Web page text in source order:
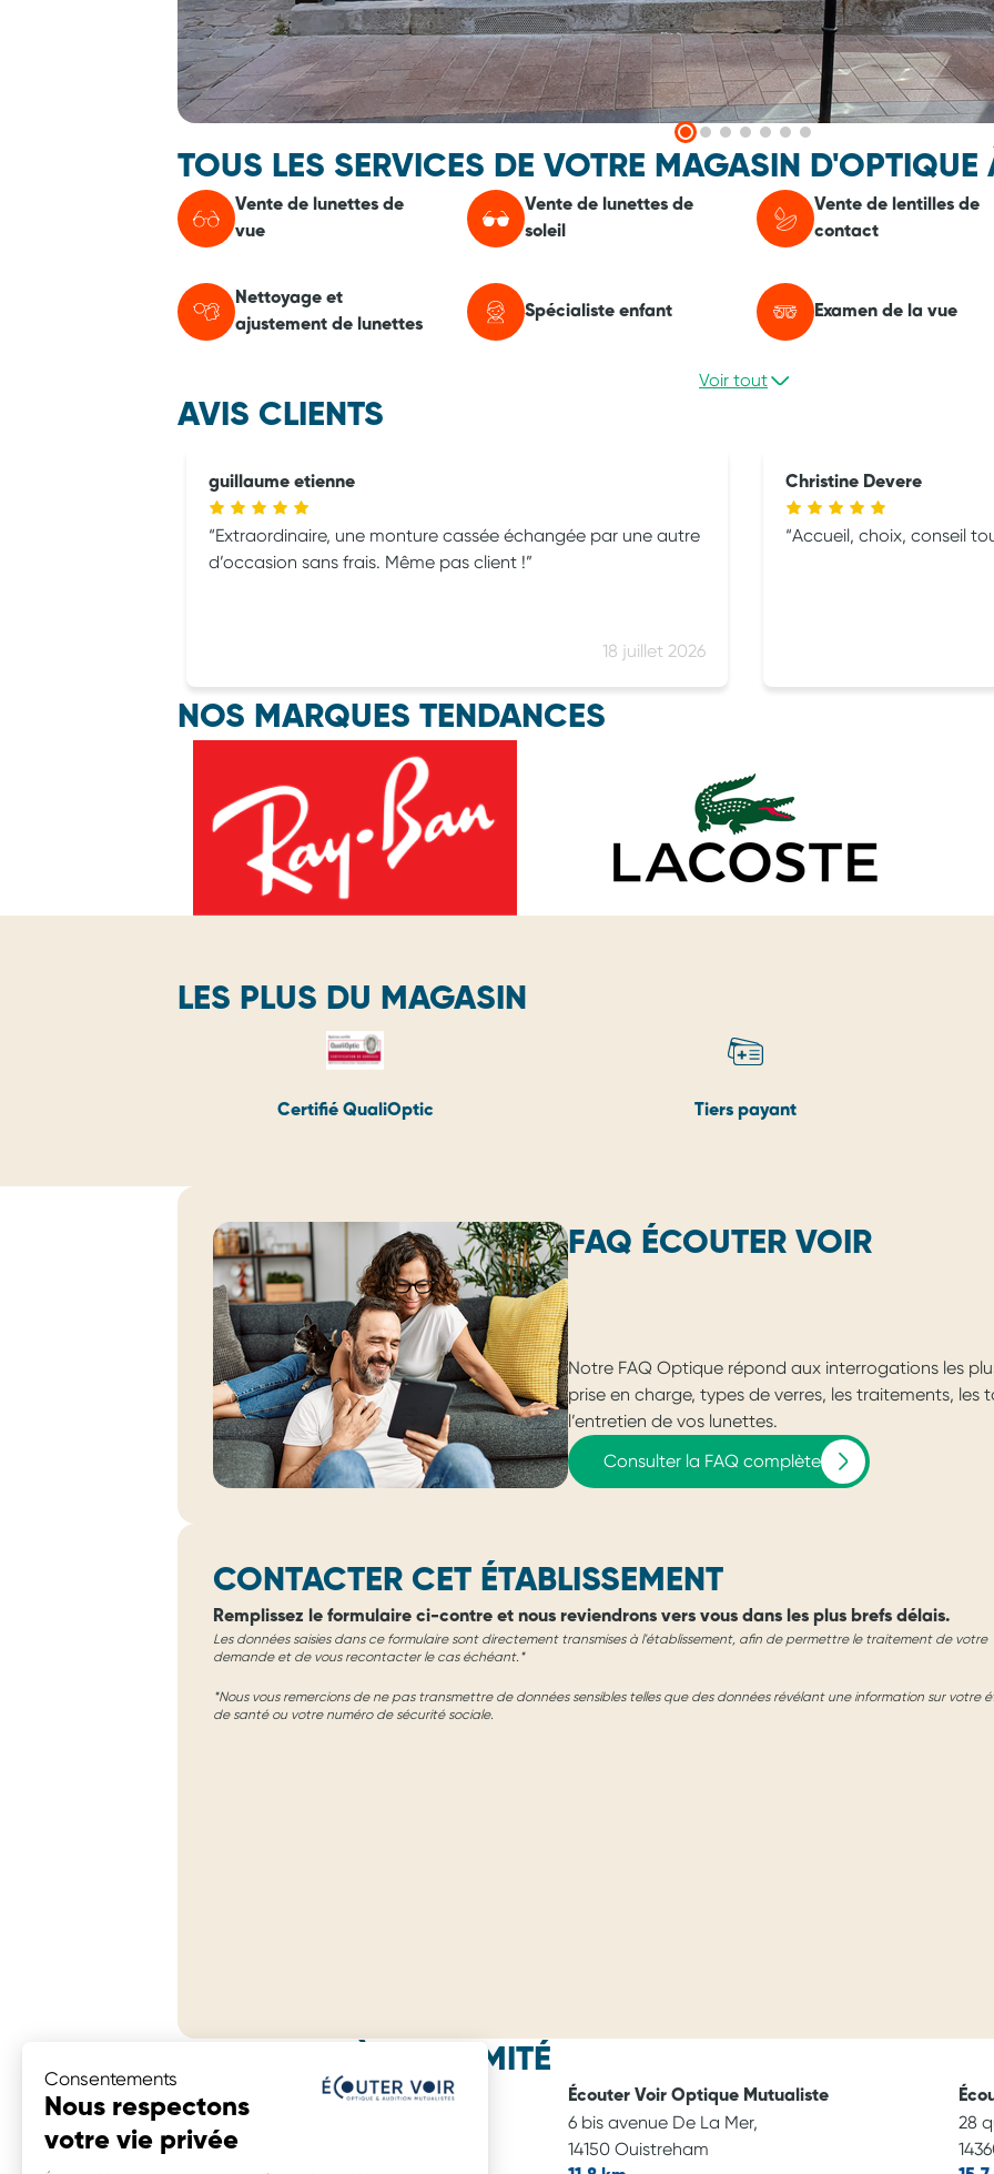
Consentements
Nous respectons
votre vie privée
TOUS LES SERVICES DE VOTRE MAGASIN D'OPTIQUE
Vente de lunettes de
vue
Vente de lunettes de
soleil
Vente de lentilles de
contact
Nettoyage et
ajustement de lunettes
Spécialiste enfant Examen de la vue
Voir tout
AVIS CLIENTS
guillaume etienne
18 juillet 2026
Extraordinaire, une monture cassée échangée par une autre
d’occasion sans frais. Même pas client !
Christine Devere
Accueil, choix,
NOS MARQUES TENDANCES
LES PLUS DU MAGASIN
Certifié QualiOptic Tiers payant
FAQ ÉCOUTER VOIR
Notre FAQ Optique répond aux interrogations les
prise en charge, types de verres, les traitements, les
l’entretien de vos lunettes.
Consulter la FAQ complète
CONTACTER CET ÉTABLISSEMENT
Remplissez le formulaire ci-contre et nous reviendrons vers vous dans les plus brefs délais.
Les données saisies dans ce formulaire sont directement transmises à l'établissement, afin de permettre le traitement de votre
demande et de vous recontacter le cas échéant.*
*Nous vous remercions de ne pas transmettre de données sensibles telles que des données révélant une information sur votre
de santé ou votre numéro de sécurité sociale.
MAGASINS À PROXIMITÉ
Écouter Voir Audition Mutualiste
24 rue Paul Canta,
14160 Dives Sur Mer
Écouter Voir Optique Mutualiste
6 bis avenue De La Mer,
14150 Ouistreham
28